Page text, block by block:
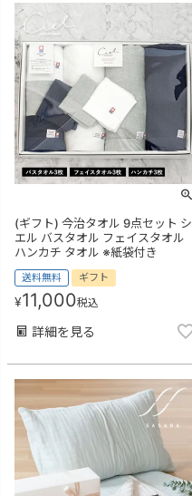
(ギフト) 今治タオル 9点セット シ
エル バスタオル フェイスタオル
ハンカチ タオル ※紙袋付き
送料無料 ギフト
¥11,000税込
詳細を見る